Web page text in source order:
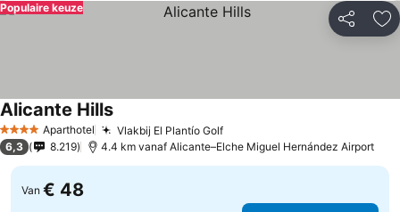
Delen
Populaire keuze
4 SterrenAparthotel Vlakbij El Plantío Golf
Alicante Hills
6,3 8.219 4.4 km vanaf Alicante–Elche Miguel Hernández Airport
Van € 48